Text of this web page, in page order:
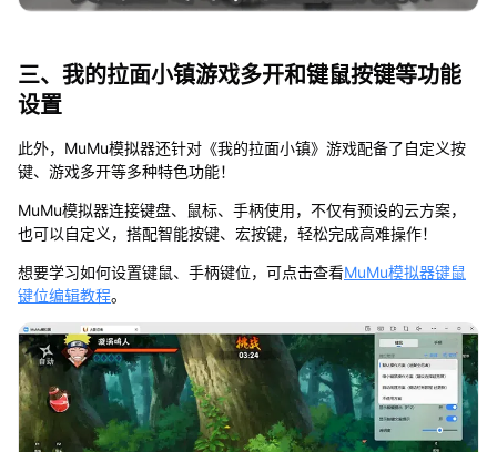
三、我的拉面小镇游戏多开和键鼠按键等功能
设置
此外，MuMu模拟器还针对《我的拉面小镇》游戏配备了自定义按
键、游戏多开等多种特色功能！
MuMu模拟器连接键盘、鼠标、手柄使用，不仅有预设的云方案，
也可以自定义，搭配智能按键、宏按键，轻松完成高难操作！
想要学习如何设置键鼠、手柄键位，可点击查看MuMu模拟器键鼠
键位编辑教程。